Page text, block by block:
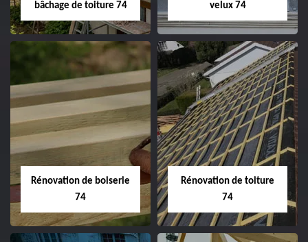
bâchage de toiture 74
velux 74
Rénovation de boiserie
74
Rénovation de toiture
74